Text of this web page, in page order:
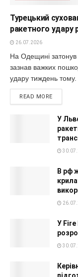
Турецький
ракетного удару
26.07.2026
На Одещині затонув
зазнав важких
удару тиждень тому.
READ MORE
У
В рф
У Fire